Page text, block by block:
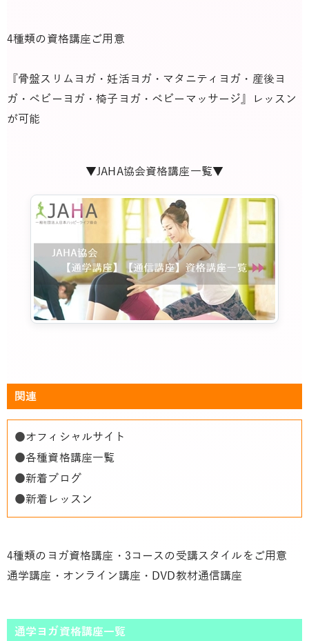
4種類の資格講座ご用意
『骨盤スリムヨガ・妊活ヨガ・マタニティヨガ・産後ヨ
ガ・ベビーヨガ・椅子ヨガ・ベビーマッサージ』レッスン
が可能
▼JAHA協会資格講座一覧▼
関連
●オフィシャルサイト
●各種資格講座一覧
●新着ブログ
●新着レッスン
4種類のヨガ資格講座・3コースの受講スタイルをご用意
通学講座・オンライン講座・DVD教材通信講座
通学ヨガ資格講座一覧